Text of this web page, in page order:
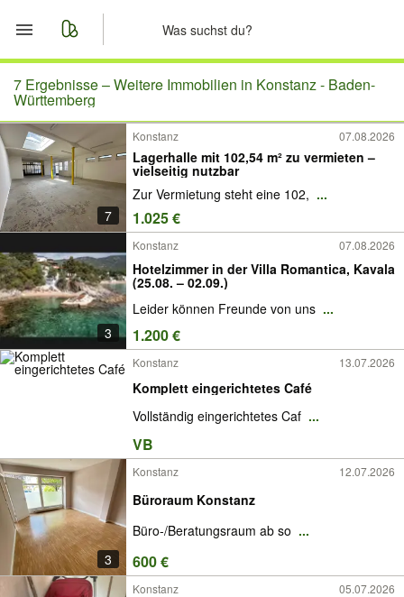
Start
Merkliste
Nachrichten
Anzeige aufgeben
7 Ergebnisse –Weitere Immobilien in Konstanz - Baden-
Württemberg
7
Konstanz 07.08.2026
Lagerhalle mit 102,54 m² zu vermieten –
vielseitig nutzbar
Zur Vermietung steht eine 102, ...
1.025 €
3
Konstanz 07.08.2026
Hotelzimmer in der Villa Romantica, Kavala
(25.08. – 02.09.)
Leider können Freunde von uns ...
1.200 €
Konstanz 13.07.2026
Komplett eingerichtetes Café
Vollständig eingerichtetes Caf ...
VB
3
Konstanz 12.07.2026
Büroraum Konstanz
Büro-/Beratungsraum ab so ...
600 €
Konstanz 05.07.2026